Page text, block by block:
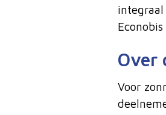
Over
Voor